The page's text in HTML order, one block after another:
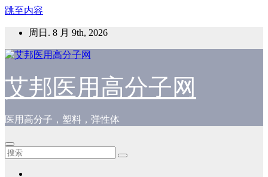
跳至内容
周日. 8 月 9th, 2026
艾邦医用高分子网
医用高分子，塑料，弹性体